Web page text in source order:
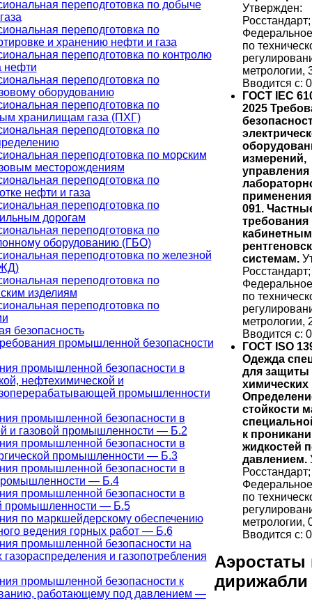
переподготовка по добыче
переподготовка по
и хранению нефти и газа
переподготовка по контролю
нефти
переподготовка по
оборудованию
переподготовка по
хранилищам газа (ПХГ)
переподготовка по
переподготовка по морским
месторождениям
переподготовка по
нефти и газа
переподготовка по
дорогам
переподготовка по
оборудованию (ГБО)
переподготовка по железной
переподготовка по
изделиям
переподготовка по
безопасность
промышленной безопасности
промышленной безопасности в
нефтехимической и
промышленности
промышленной безопасности в
и газовой промышленности — Б.2
промышленной безопасности в
промышленности — Б.3
промышленной безопасности в
— Б.4
промышленной безопасности в
промышленности — Б.5
по маркшейдерскому обеспечению
ведения горных работ — Б.6
промышленной безопасности на
газораспределения и газопотребления
промышленной безопасности к
работающему под давлением —
Утвержден:
Росстандарт;
по
метрологии,
Вводится с:
ГОСТ IEC
2025
измерений,
управления
091.
требования
кабинетным
системам.
Росстандарт;
по
метрологии,
Вводится с:
ГОСТ ISO
Одежда
для защиты
химических
стойкости
к
жидкостей
давлением.
Росстандарт;
по
метрологии,
Вводится с:
Аэростаты
дирижабли